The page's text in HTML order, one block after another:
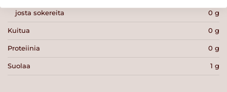
josta sokereita 0 g
Kuitua 0 g
Proteiinia 0 g
Suolaa 1 g